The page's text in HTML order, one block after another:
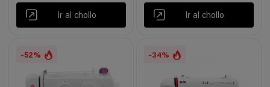
Ir al chollo Ir al chollo
-52% -34%